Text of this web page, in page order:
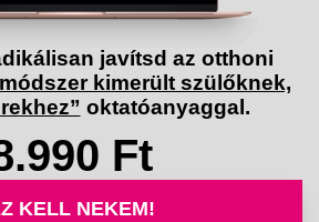
javítsd az otthoni
kimerült szülőknek,
oktatóanyaggal.
Ft
KELL NEKEM!